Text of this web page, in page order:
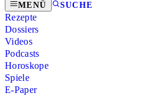
MENÜ SUCHE
Rezepte
Dossiers
Videos
Podcasts
Horoskope
Spiele
E-Paper